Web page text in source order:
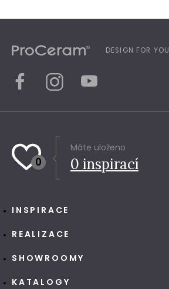
DESIGN FOR YOU
0
Máte uloženo
0 inspirací
INSPIRACE
REALIZACE
SHOWROOMY
KATALOGY